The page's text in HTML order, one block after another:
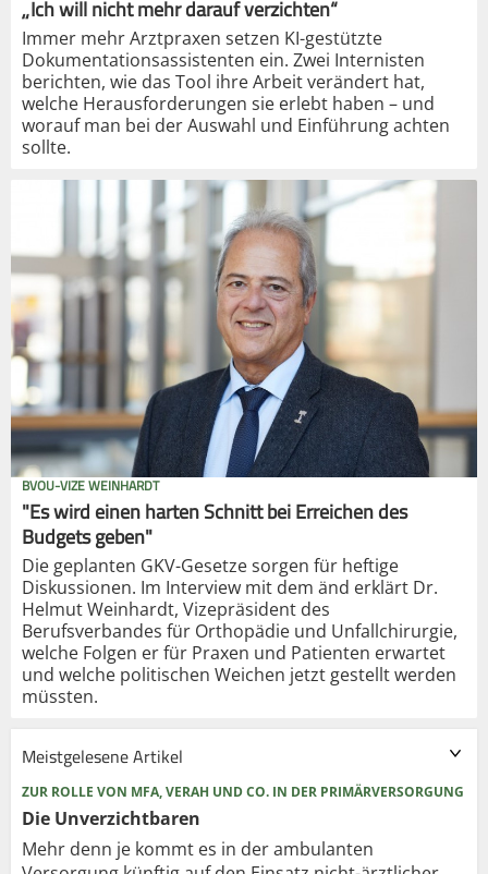
„Ich will nicht mehr darauf verzichten“
Immer mehr Arztpraxen setzen KI-gestützte
Dokumentationsassistenten ein. Zwei Internisten
berichten, wie das Tool ihre Arbeit verändert hat,
welche Herausforderungen sie erlebt haben – und
worauf man bei der Auswahl und Einführung achten
sollte.
BVOU-VIZE WEINHARDT
"Es wird einen harten Schnitt bei Erreichen des
Budgets geben"
Die geplanten GKV-Gesetze sorgen für heftige
Diskussionen. Im Interview mit dem änd erklärt Dr.
Helmut Weinhardt, Vizepräsident des
Berufsverbandes für Orthopädie und Unfallchirurgie,
welche Folgen er für Praxen und Patienten erwartet
und welche politischen Weichen jetzt gestellt werden
müssten.
Meistgelesene Artikel
ZUR ROLLE VON MFA, VERAH UND CO. IN DER PRIMÄRVERSORGUNG
Die Unverzichtbaren
Mehr denn je kommt es in der ambulanten